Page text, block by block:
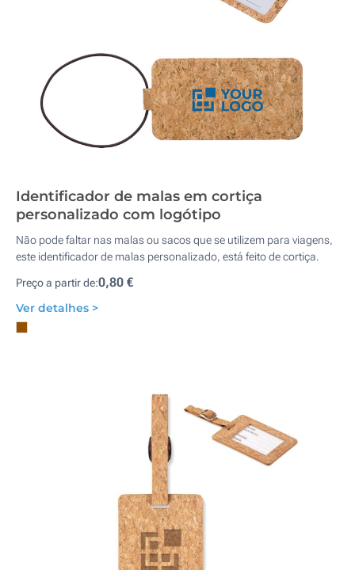
Identificador de malas em cortiça
personalizado com logótipo
Não pode faltar nas malas ou sacos que se utilizem para viagens,
este identificador de malas personalizado, está feito de cortiça.
Preço a partir de:0,80 €
Ver detalhes >